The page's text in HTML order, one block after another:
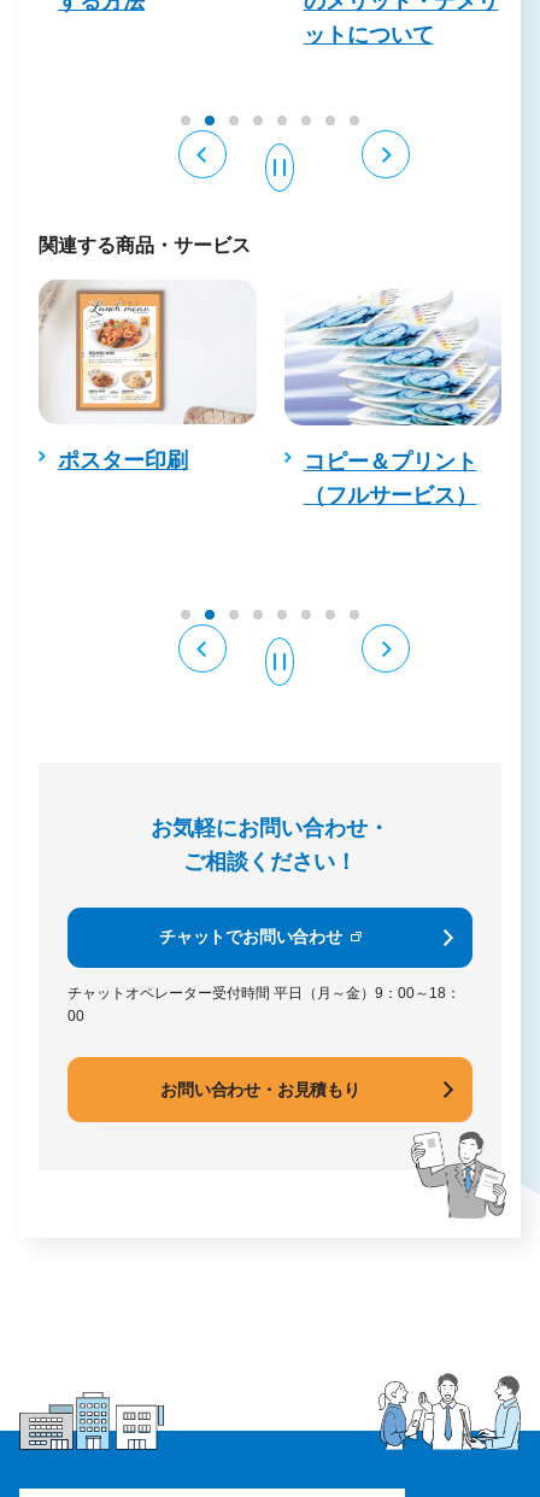
ットについて
関連する商品・サービス
ポスター印刷
コピー＆プリント
（フルサービス）
お気軽にお問い合わせ・
ご相談ください！
チャットでお問い合わせ
チャットオペレーター受付時間 平日（月～金）9：00～18：
00
お問い合わせ・お見積もり